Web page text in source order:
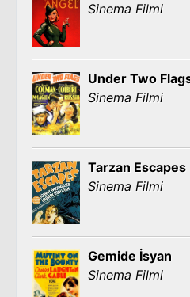
Sinema Filmi
Under Two
Sinema Filmi
Tarzan Escapes
Sinema Filmi
Gemide İsyan
Sinema Filmi